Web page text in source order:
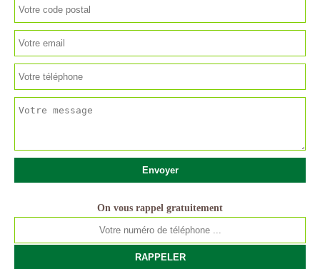
On vous rappel gratuitement